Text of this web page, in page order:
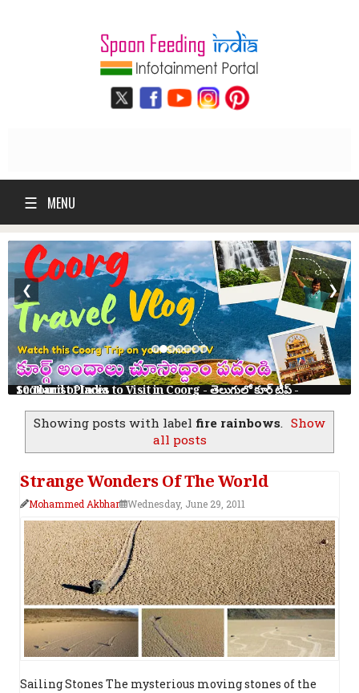
☰ MENU
10 Tourist Places to Visit in Coorg - తెలుగులో కూర్గ్ ట్రిప్ - Scotland of India
❮ ❯
Showing posts with label fire rainbows. Show
all posts
Strange Wonders Of The World
Mohammed Akbhar Wednesday, June 29, 2011
Sailing Stones The mysterious moving stones of the